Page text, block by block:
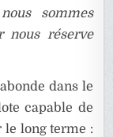
sommes
nous réserve
dans le
capable de
le long terme :